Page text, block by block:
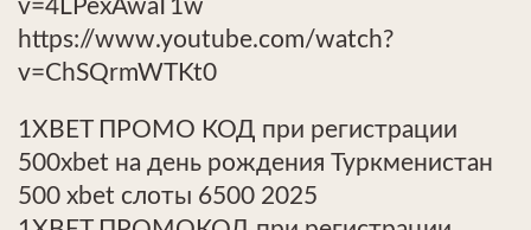
v=4LPexAwaT1w
https://www.youtube.com/watch?
v=ChSQrmWTKt0
1XBET ПРОМО КОД при регистрации
500xbet на день рождения Туркменистан
500 xbet слоты 6500 2025